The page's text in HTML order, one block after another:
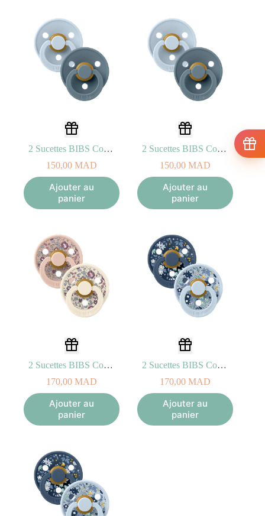
2 Sucettes BIBS Colour Symetric Baby Blue / Petrol (0-6mois)
150,00 MAD
Ajouter au
panier
2 Sucettes BIBS Colour Symetric Baby Blue / Petrol (6-18mois)
150,00 MAD
Ajouter au
panier
2 Sucettes BIBS Colour Round Eloise Blush Mix (6-18mois)
170,00 MAD
Ajouter au
panier
2 Sucettes BIBS Colour Round Eloise Chamomile Lawn Baby Blue Mix (0-6mois)
170,00 MAD
Ajouter au
panier